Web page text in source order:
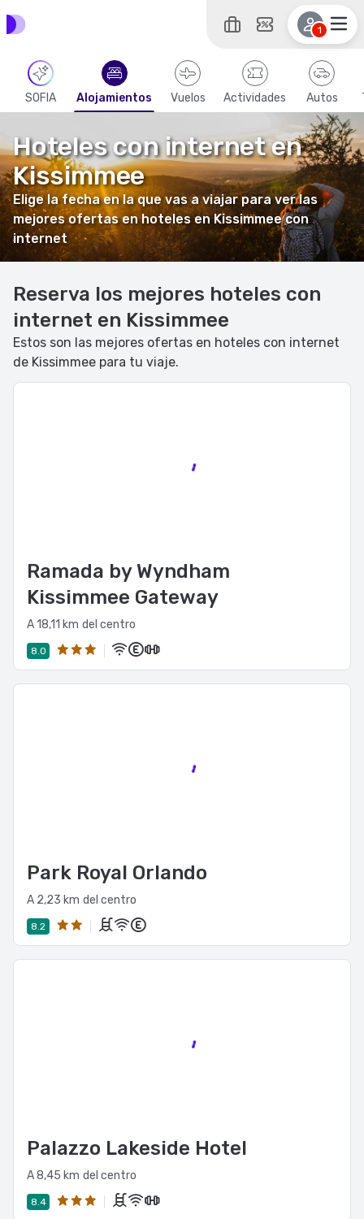
1
SOFIA Alojamientos Vuelos Actividades Autos
Hoteles con internet en
Kissimmee
Elige la fecha en la que vas a viajar para ver las
mejores ofertas en hoteles en Kissimmee con
internet
Reserva los mejores hoteles con
internet en Kissimmee
Estos son las mejores ofertas en hoteles con internet
de Kissimmee para tu viaje.
Ramada by Wyndham
Kissimmee Gateway
A 18,11 km del centro
8.0
Park Royal Orlando
A 2,23 km del centro
8.2
Palazzo Lakeside Hotel
A 8,45 km del centro
8.4